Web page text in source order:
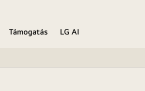
Támogatás
LG AI